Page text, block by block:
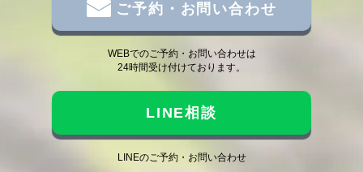
ご予約・お問い合わせ
WEBでのご予約・お問い合わせは
24時間受け付けております。
LINE相談
LINEのご予約・お問い合わせ